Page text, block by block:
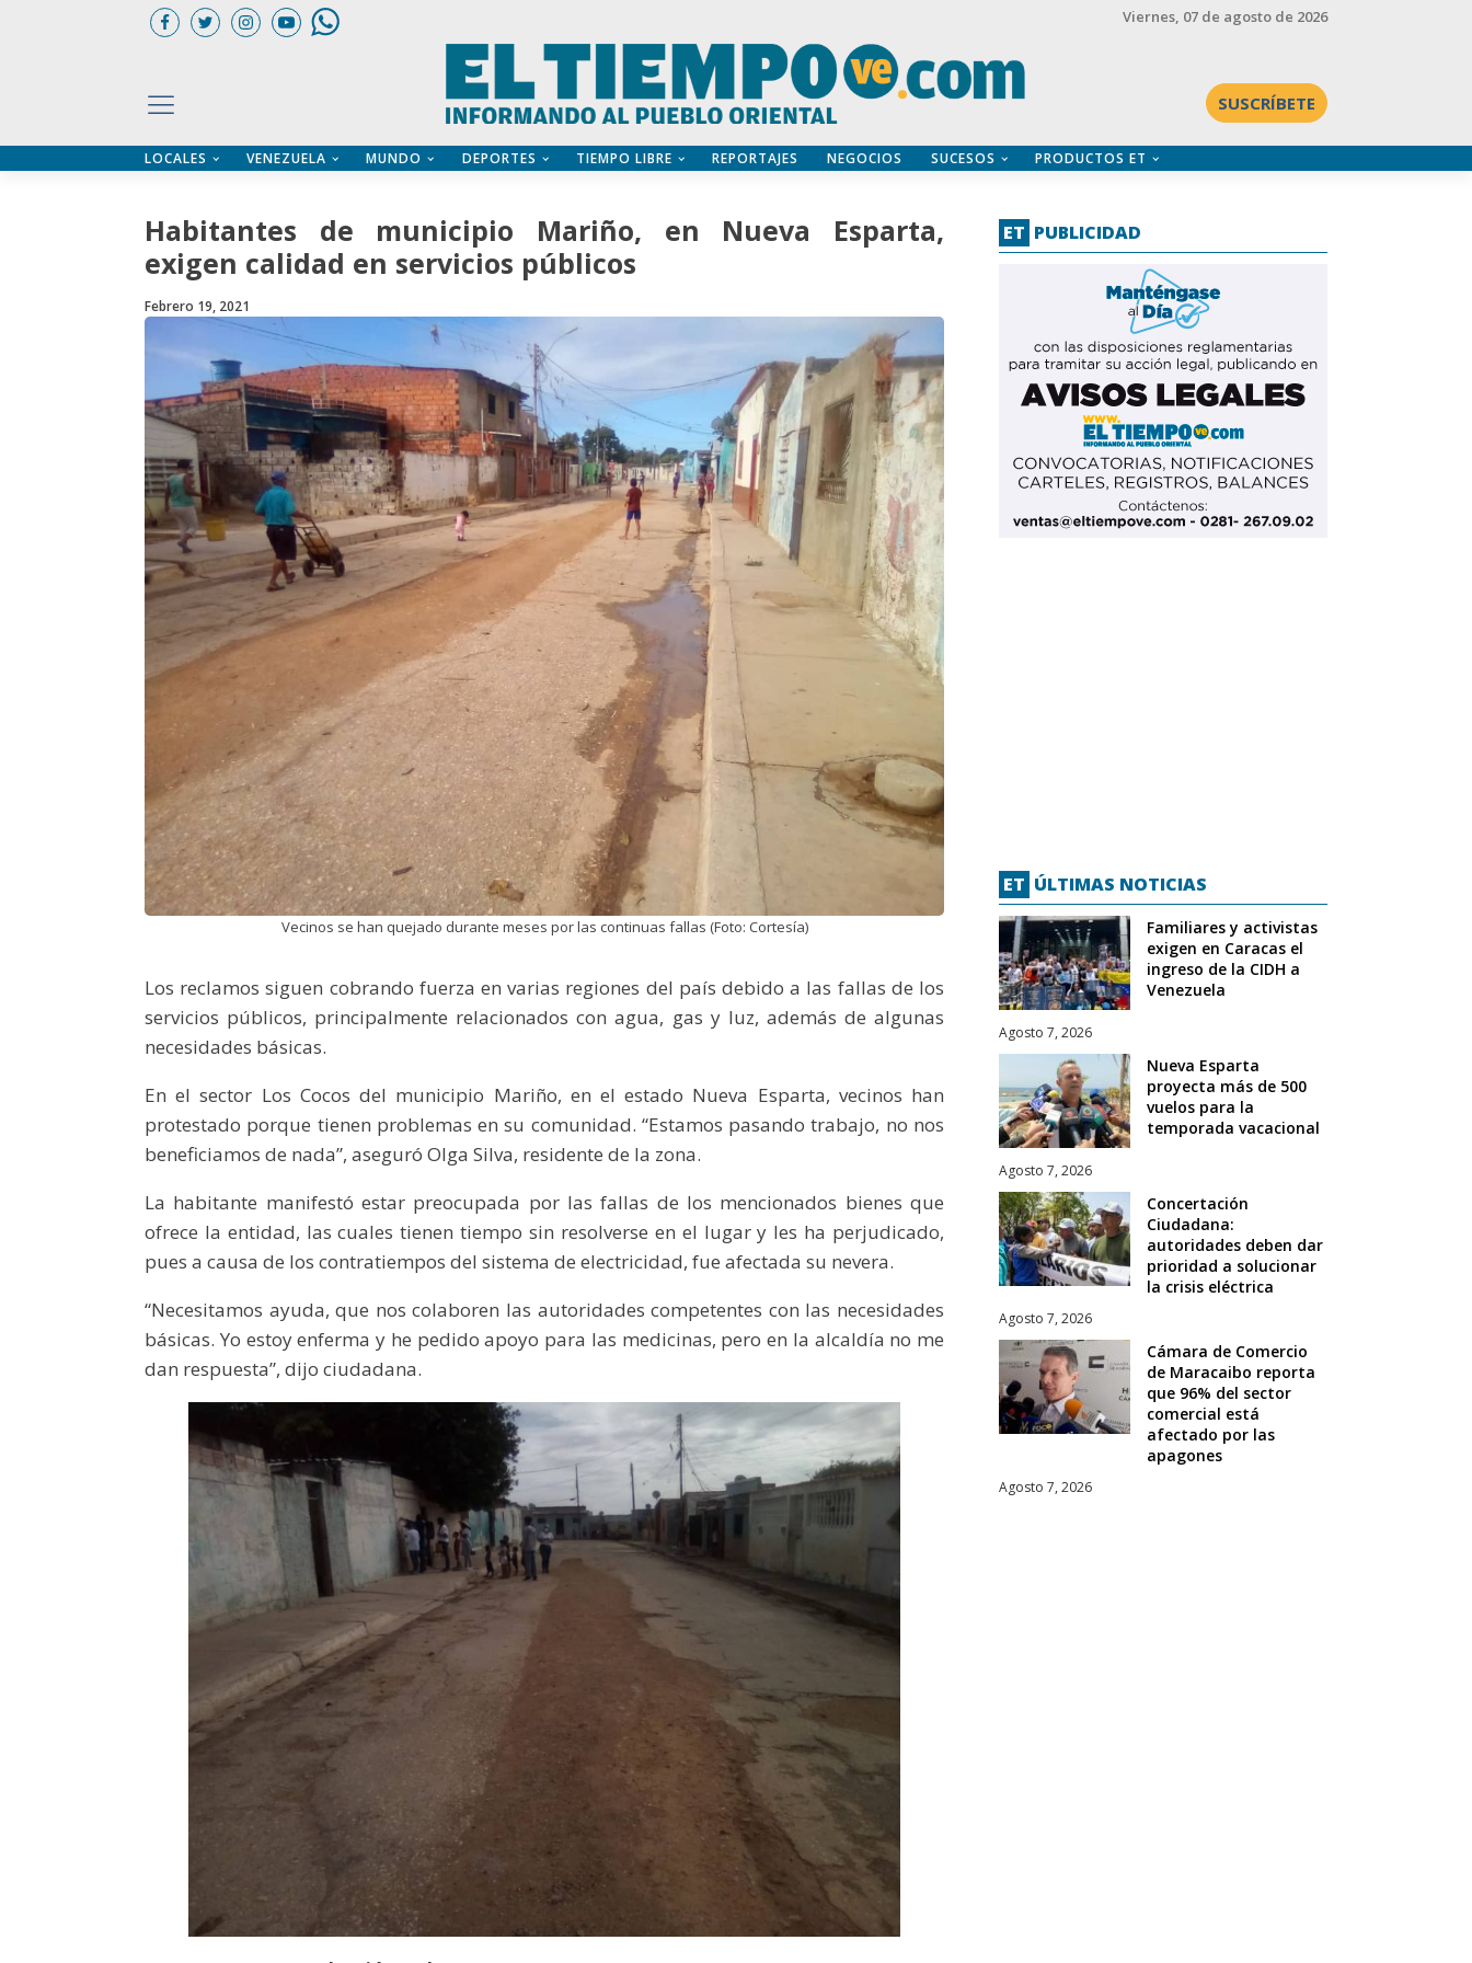
Viernes, 07 de agosto de 2026
SUSCRÍBETE
LOCALES VENEZUELA MUNDO DEPORTES TIEMPO LIBRE REPORTAJES NEGOCIOS SUCESOS PRODUCTOS ET
Habitantes de municipio Mariño, en Nueva Esparta,
exigen calidad en servicios públicos
Febrero 19, 2021
Vecinos se han quejado durante meses por las continuas fallas (Foto: Cortesía)
Los reclamos siguen cobrando fuerza en varias regiones del país debido a las fallas de los
servicios públicos, principalmente relacionados con agua, gas y luz, además de algunas
necesidades básicas.
En el sector Los Cocos del municipio Mariño, en el estado Nueva Esparta, vecinos han
protestado porque tienen problemas en su comunidad. “Estamos pasando trabajo, no nos
beneficiamos de nada”, aseguró Olga Silva, residente de la zona.
La habitante manifestó estar preocupada por las fallas de los mencionados bienes que
ofrece la entidad, las cuales tienen tiempo sin resolverse en el lugar y les ha perjudicado,
pues a causa de los contratiempos del sistema de electricidad, fue afectada su nevera.
“Necesitamos ayuda, que nos colaboren las autoridades competentes con las necesidades
básicas. Yo estoy enferma y he pedido apoyo para las medicinas, pero en la alcaldía no me
dan respuesta”, dijo ciudadana.
ET PUBLICIDAD
ET ÚLTIMAS NOTICIAS
Familiares y activistas
exigen en Caracas el
ingreso de la CIDH a
Venezuela
Agosto 7, 2026
Nueva Esparta
proyecta más de 500
vuelos para la
temporada vacacional
Agosto 7, 2026
Concertación
Ciudadana:
autoridades deben dar
prioridad a solucionar
la crisis eléctrica
Agosto 7, 2026
Cámara de Comercio
de Maracaibo reporta
que 96% del sector
comercial está
afectado por las
apagones
Agosto 7, 2026